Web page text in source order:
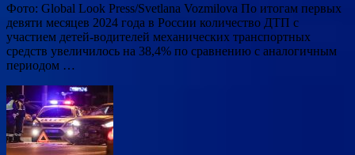
Фото: Global Look Press/Svetlana Vozmilova По итогам первых
девяти месяцев 2024 года в России количество ДТП с
участием детей-водителей механических транспортных
средств увеличилось на 38,4% по сравнению с аналогичным
периодом …